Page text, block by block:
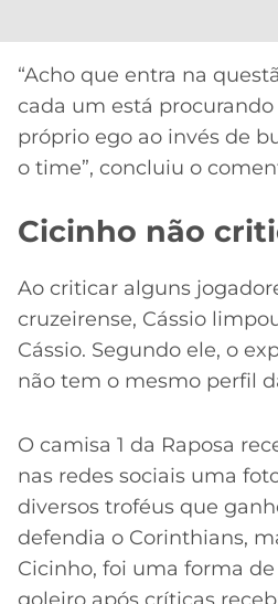
“Acho que entra na
cada um está procurando
próprio ego ao invés de
o time”, concluiu o
Cicinho não
Ao criticar alguns
cruzeirense, Cássio
Cássio. Segundo ele, o
não tem o mesmo perfil
O camisa 1 da Raposa
nas redes sociais uma
diversos troféus que
defendia o Corinthians,
Cicinho, foi uma forma